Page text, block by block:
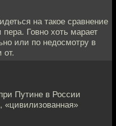
на такое сравнение
Говно хоть марает
или по недосмотру в
от.
Путине в России
«цивилизованная»